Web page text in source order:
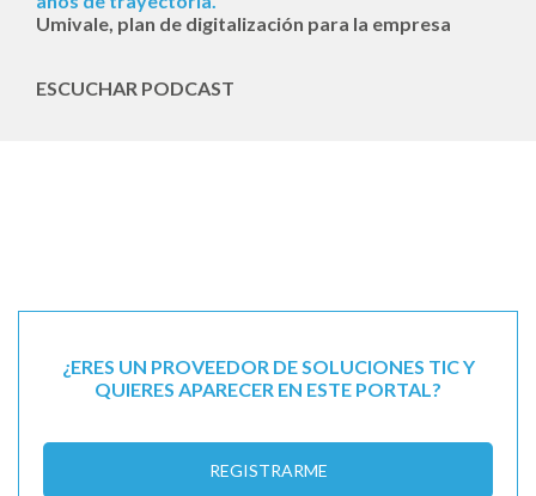
Umivale, plan de digitalización para la empresa
ESCUCHAR PODCAST
¿ERES UN PROVEEDOR DE SOLUCIONES TIC Y
QUIERES APARECER EN ESTE PORTAL?
REGISTRARME